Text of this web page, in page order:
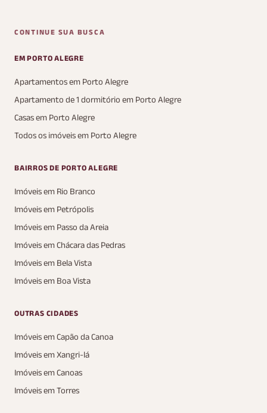
CONTINUE SUA BUSCA
EM PORTO ALEGRE
Apartamentos em Porto Alegre
Apartamento de 1 dormitório em Porto Alegre
Casas em Porto Alegre
Todos os imóveis em Porto Alegre
BAIRROS DE PORTO ALEGRE
Imóveis em Rio Branco
Imóveis em Petrópolis
Imóveis em Passo da Areia
Imóveis em Chácara das Pedras
Imóveis em Bela Vista
Imóveis em Boa Vista
OUTRAS CIDADES
Imóveis em Capão da Canoa
Imóveis em Xangri-lá
Imóveis em Canoas
Imóveis em Torres